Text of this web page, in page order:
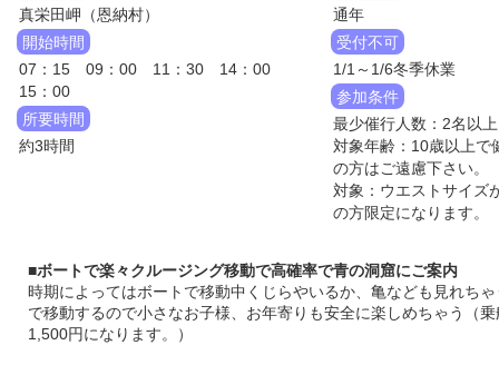
真栄田岬（恩納村）
開始時間
07：15 09：00 11：30 14：00
15：00
所要時間
約3時間
通年
受付不可
1/1～1/6冬季休業
参加条件
最少催行人数：2名以上
対象年齢：10歳以上で
の方はご遠慮下さい。
対象：ウエストサイズ
の方限定になります。
■ボートで楽々クルージング移動で高確率で青の洞窟にご案内
時期によってはボートで移動中くじらやいるか、亀なども見れち
で移動するので小さなお子様、お年寄りも安全に楽しめちゃう（
1,500円になります。）